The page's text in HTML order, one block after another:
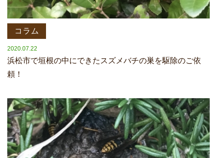
コラム
2020.07.22
浜松市で垣根の中にできたスズメバチの巣を駆除のご依
頼！